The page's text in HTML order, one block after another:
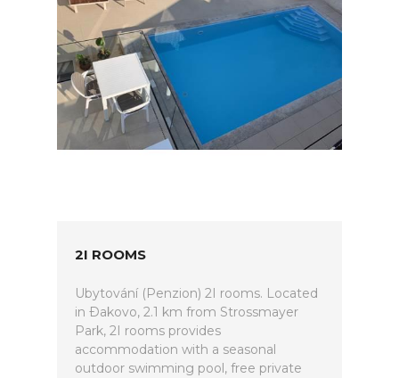
2I ROOMS
Ubytování (Penzion) 2I rooms. Located
in Ðakovo, 2.1 km from Strossmayer
Park, 2I rooms provides
accommodation with a seasonal
outdoor swimming pool, free private